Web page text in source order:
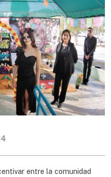
entre la comunidad